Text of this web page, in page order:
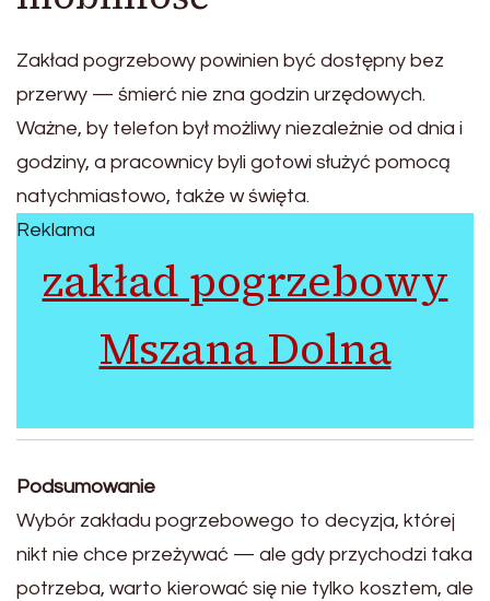
Zakład pogrzebowy powinien być dostępny bez
przerwy — śmierć nie zna godzin urzędowych.
Ważne, by telefon był możliwy niezależnie od dnia i
godziny, a pracownicy byli gotowi służyć pomocą
natychmiastowo, także w święta.
Reklama
zakład pogrzebowy
Mszana Dolna
Podsumowanie
Wybór zakładu pogrzebowego to decyzja, której
nikt nie chce przeżywać — ale gdy przychodzi taka
potrzeba, warto kierować się nie tylko kosztem, ale